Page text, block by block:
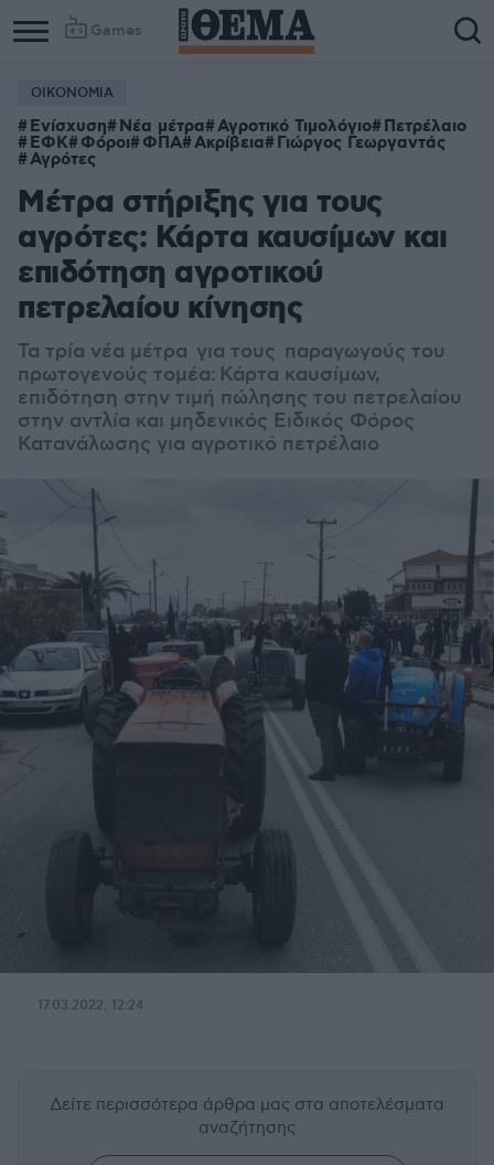
Games
ΟΙΚΟΝΟΜΙΑ
Ενίσχυση Νέα μέτρα Αγροτικό Τιμολόγιο Πετρέλαιο
ΕΦΚ Φόροι ΦΠΑ Ακρίβεια Γιώργος Γεωργαντάς
Αγρότες
Μέτρα στήριξης για τους
αγρότες: Κάρτα καυσίμων και
επιδότηση αγροτικού
πετρελαίου κίνησης
Τα τρία νέα μέτρα για τους παραγωγούς του
πρωτογενούς τομέα: Κάρτα καυσίμων,
επιδότηση στην τιμή πώλησης του πετρελαίου
στην αντλία και μηδενικός Ειδικός Φόρος
Κατανάλωσης για αγροτικό πετρέλαιο
17.03.2022, 12:24
Δείτε περισσότερα άρθρα μας στα αποτελέσματα
αναζήτησης